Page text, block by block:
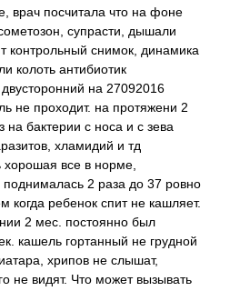
врач посчитала что на фоне
супрасти, дышали
контрольный снимок, динамика
колоть антибиотик
на 27092016
не проходит. на протяжени 2
на бактерии с носа и с зева
хламидий и тд
хорошая все в норме,
2 раза до 37 ровно
ребенок спит не кашляет.
2 мес. постоянно был
кашель гортанный не грудной
хрипов не слышат,
не видят. Что может вызывать